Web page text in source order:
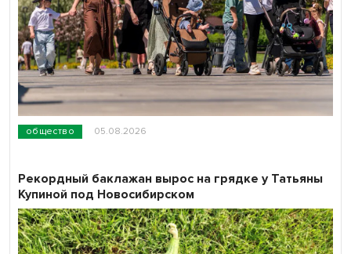
общество 05.08.2026
Рекордный баклажан вырос на грядке у Татьяны
Купиной под Новосибирском